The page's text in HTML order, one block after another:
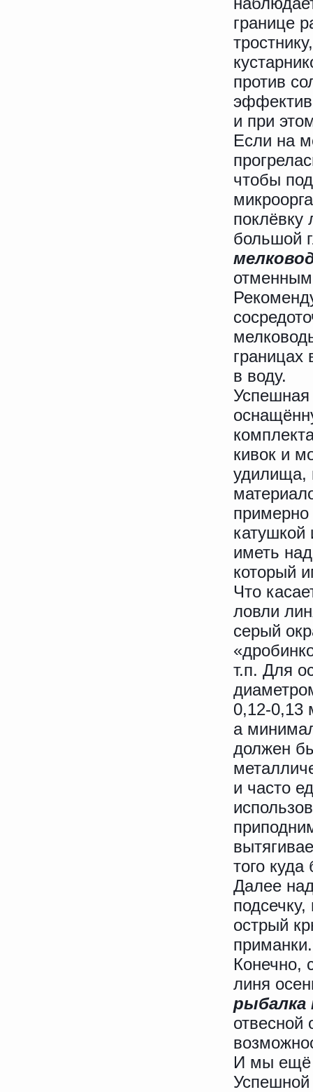
границе
против
и при
Если на
чтобы
поклёвку
большой
границах
в воду.
кивок и
удилища,
иметь
который
Что
ловли
серый
т.п. Для
0,12-0,13
а
должен
и часто
того
Далее
острый
Конечно,
линя
рыбалка
отвесной
И мы ещё